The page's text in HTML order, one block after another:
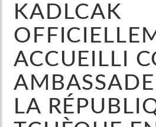
KADLCAK
ACCUEILLI
LA